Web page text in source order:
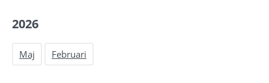
2026
Maj Februari